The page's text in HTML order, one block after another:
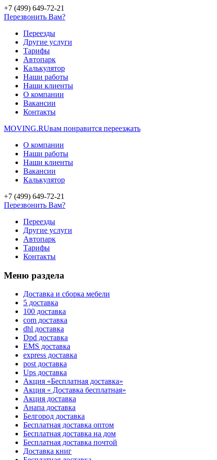
+7 (499) 649-72-21
Перезвонить Вам?
Переезды
Другие услуги
Тарифы
Автопарк
Калькулятор
Наши работы
Наши клиенты
О компании
Вакансии
Контакты
MOVING.RUвам понравится переезжать
О компании
Наши работы
Наши клиенты
Вакансии
Калькулятор
+7 (499) 649-72-21
Перезвонить Вам?
Переезды
Другие услуги
Автопарк
Тарифы
Контакты
Меню раздела
Доставка и сборка мебели
5 доставка
100 доставка
com доставка
dhl доставка
Dpd доставка
EMS доставка
express доставка
post доставка
Ups доставка
Акция «Бесплатная доставка»
Акция « Доставка бесплатная»
Акция доставка
Анапа доставка
Белгород доставка
Бесплатная доставка оптом
Бесплатная доставка на дом
Бесплатная доставка почтой
Доставка книг